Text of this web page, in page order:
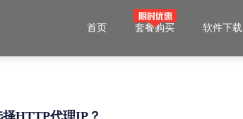
首页 套餐购买 软件下载
HTTP代理IP？